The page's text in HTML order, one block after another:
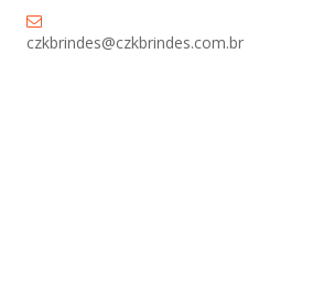
czkbrindes@czkbrindes.com.br